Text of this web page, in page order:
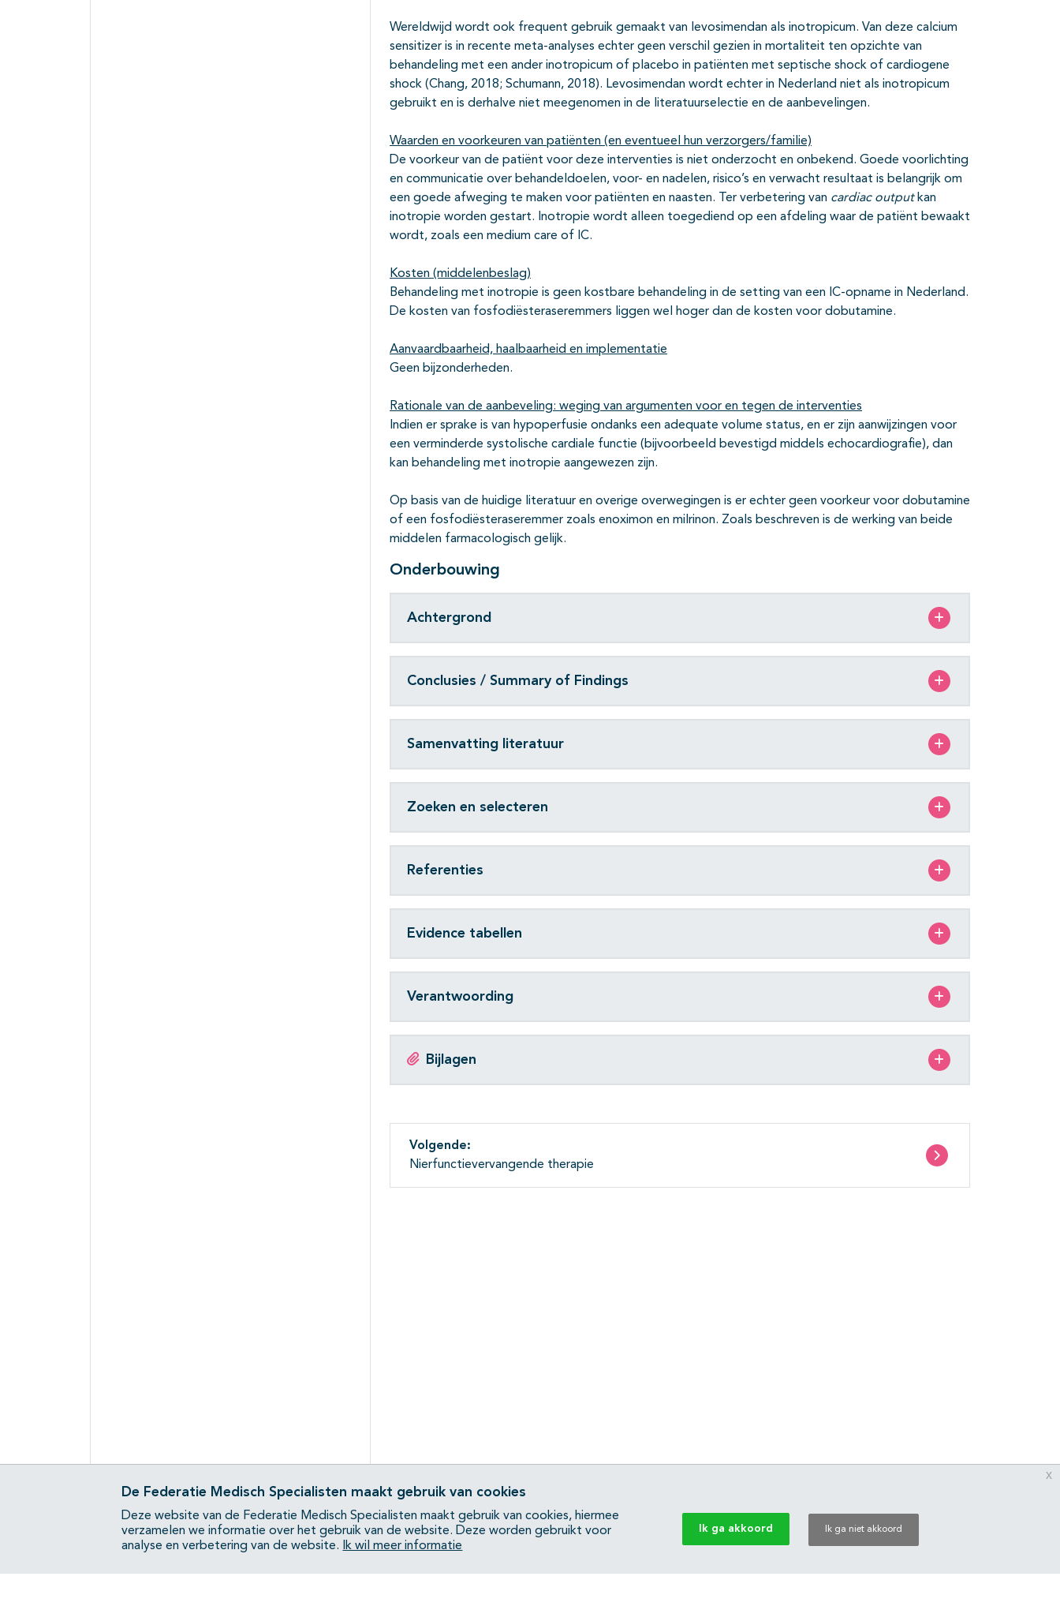
Wereldwijd wordt ook frequent gebruik gemaakt van levosimendan als inotropicum. Van deze calcium
sensitizer is in recente meta-analyses echter geen verschil gezien in mortaliteit ten opzichte van
behandeling met een ander inotropicum of placebo in patiënten met septische shock of cardiogene
shock (Chang, 2018; Schumann, 2018). Levosimendan wordt echter in Nederland niet als inotropicum
gebruikt en is derhalve niet meegenomen in de literatuurselectie en de aanbevelingen.
Waarden en voorkeuren van patiënten (en eventueel hun verzorgers/familie)
De voorkeur van de patiënt voor deze interventies is niet onderzocht en onbekend. Goede voorlichting
en communicatie over behandeldoelen, voor- en nadelen, risico’s en verwacht resultaat is belangrijk om
een goede afweging te maken voor patiënten en naasten. Ter verbetering van cardiac outputkan
inotropie worden gestart. Inotropie wordt alleen toegediend op een afdeling waar de patiënt bewaakt
wordt, zoals een medium care of IC.
Kosten (middelenbeslag)
Behandeling met inotropie is geen kostbare behandeling in de setting van een IC-opname in Nederland.
De kosten van fosfodiësteraseremmers liggen wel hoger dan de kosten voor dobutamine.
Aanvaardbaarheid, haalbaarheid en implementatie
Geen bijzonderheden.
Rationale van de aanbeveling: weging van argumenten voor en tegen de interventies
Indien er sprake is van hypoperfusie ondanks een adequate volume status, en er zijn aanwijzingen voor
een verminderde systolische cardiale functie (bijvoorbeeld bevestigd middels echocardiografie), dan
kan behandeling met inotropie aangewezen zijn.
Op basis van de huidige literatuur en overige overwegingen is er echter geen voorkeur voor dobutamine
of een fosfodiësteraseremmer zoals enoximon en milrinon. Zoals beschreven is de werking van beide
middelen farmacologisch gelijk.
Onderbouwing
Achtergrond
Conclusies / Summary of Findings
Samenvatting literatuur
Zoeken en selecteren
Referenties
Evidence tabellen
Verantwoording
Bijlagen
Volgende:
Nierfunctievervangende therapie
De Federatie Medisch Specialisten maakt gebruik van cookies
Deze website van de Federatie Medisch Specialisten maakt gebruik van cookies, hiermee
verzamelen we informatie over het gebruik van de website. Deze worden gebruikt voor
analyse en verbetering van de website.
Ik wil meer informatie
Ik ga akkoord Ik ga niet akkoord
x